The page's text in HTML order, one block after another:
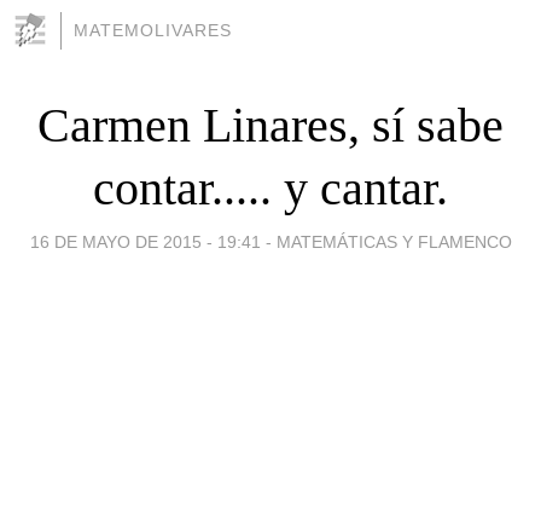
MATEMOLIVARES
Carmen Linares, sí sabe
contar..... y cantar.
16 DE MAYO DE 2015 - 19:41 - MATEMÁTICAS Y FLAMENCO